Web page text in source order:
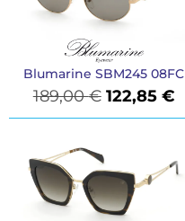
Blumarine SBM245 08FC
189,00€ 122,85 €